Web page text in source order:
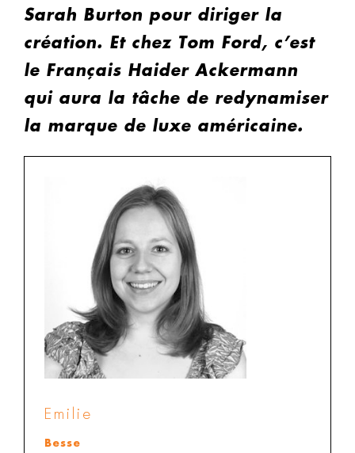
Sarah Burton pour diriger la
création. Et chez Tom Ford, c’est
le Français Haider Ackermann
qui aura la tâche de redynamiser
la marque de luxe américaine.
Emilie
Besse